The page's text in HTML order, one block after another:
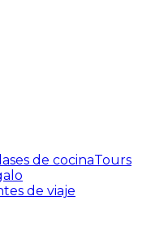
de cocinaTours
de viaje